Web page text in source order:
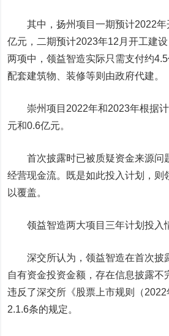
其中，扬州项目一期预计2022年
亿元，二期预计2023年12月开工建设
两项中，领益智造实际只需支付约
配套建筑物、装修等则由政府代建。
崇州项目2022年和2023年根据计
元和0.6亿元。
首次披露时已被质疑资金来源问
经营现金流。既是如此投入计划，则
以覆盖。
领益智造两大项目三年计划投入
深交所认为，领益智造在首次披
自有资金投资金额，存在信息披露不
违反了深交所《股票上市规则（
2.1.6条的规定。